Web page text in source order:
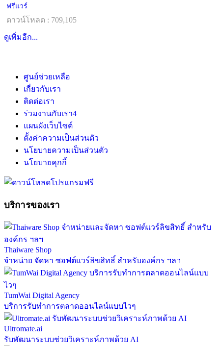
ฟรีแวร์
ดาวน์โหลด : 709,105
ดูเพิ่มอีก...
ศูนย์ช่วยเหลือ
เกี่ยวกับเรา
ติดต่อเรา
ร่วมงานกับเรา4
แผนผังเว็บไซต์
ตั้งค่าความเป็นส่วนตัว
นโยบายความเป็นส่วนตัว
นโยบายคุกกี้
บริการของเรา
Thaiware Shop
จำหน่าย จัดหา ซอฟต์แวร์ลิขสิทธิ์ สำหรับองค์กร ฯลฯ
TumWai Digital Agency
บริการรับทำการตลาดออนไลน์แบบไวๆ
Ultromate.ai
รับพัฒนาระบบช่วยวิเคราะห์ภาพด้วย AI